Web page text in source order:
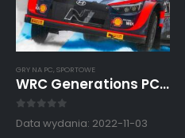
GRY NA PC, SPORTOWE
WRC Generations PC Dostęp Do Konta Steam Współdzielonego
Data wydania: 2022-11-03